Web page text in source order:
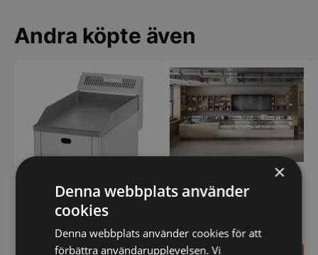
Andra köpte även
Stekhäll 30, gasol - RM
Glassdisk Supercapri - ISA
×
Denna webbplats använder
cookies
Denna webbplats använder cookies för att
förbättra användarupplevelsen. Vi